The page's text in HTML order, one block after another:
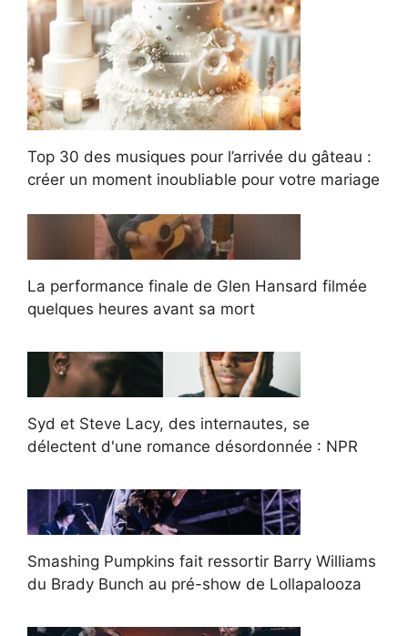
Top 30 des musiques pour l’arrivée du gâteau :
créer un moment inoubliable pour votre mariage
La performance finale de Glen Hansard filmée
quelques heures avant sa mort
Syd et Steve Lacy, des internautes, se
délectent d'une romance désordonnée : NPR
Smashing Pumpkins fait ressortir Barry Williams
du Brady Bunch au pré-show de Lollapalooza